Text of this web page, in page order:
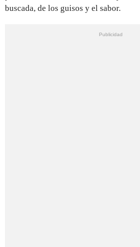
buscada, de los guisos y el sabor.